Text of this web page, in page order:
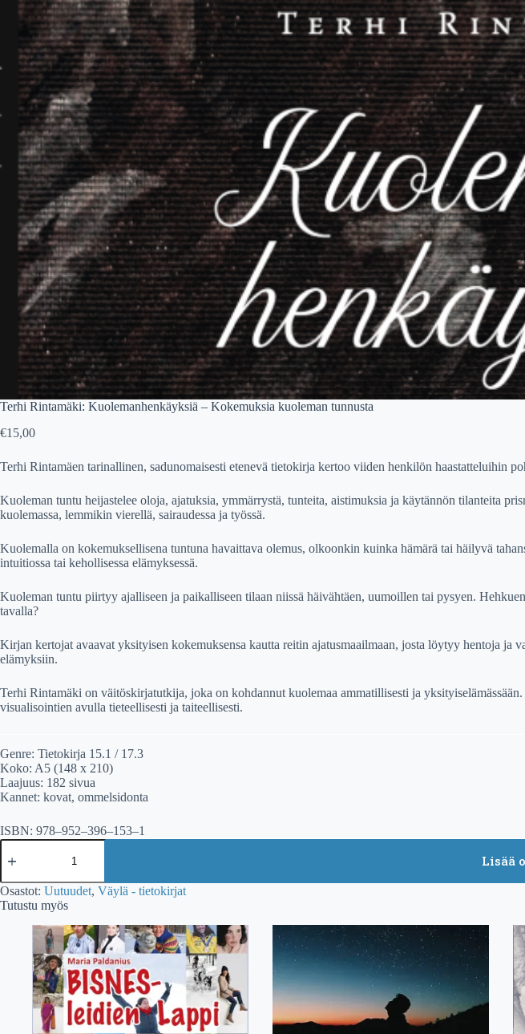
Terhi Rintamäki: Kuolemanhenkäyksiä – Kokemuksia kuoleman tunnusta
€15,00
Terhi Rintamäen tarinallinen, sadunomaisesti etenevä tietokirja kertoo viiden henkilön haastatteluihin
Kuoleman tuntu heijastelee oloja, ajatuksia, ymmärrystä, tunteita, aistimuksia ja käytännön tilanteita
kuolemassa, lemmikin vierellä, sairaudessa ja työssä.
Kuolemalla on kokemuksellisena tuntuna havaittava olemus, olkoonkin kuinka hämärä tai häilyvä
intuitiossa tai kehollisessa elämyksessä.
Kuoleman tuntu piirtyy ajalliseen ja paikalliseen tilaan niissä häivähtäen, uumoillen tai pysyen.
tavalla?
Kirjan kertojat avaavat yksityisen kokemuksensa kautta reitin ajatusmaailmaan, josta löytyy hentoja
elämyksiin.
Terhi Rintamäki on väitöskirjatutkija, joka on kohdannut kuolemaa ammatillisesti ja
visualisointien avulla tieteellisesti ja taiteellisesti.
Genre: Tietokirja 15.1 / 17.3
Koko: A5 (148 x 210)
Laajuus: 182 sivua
Kannet: kovat, ommelsidonta
ISBN: 978–952–396–153–1
Terhi
Rintamäki:
-
Kokemuksia
kuoleman
tunnusta
Lisää
Osastot: Uutuudet, Väylä - tietokirjat
Tutustu myös